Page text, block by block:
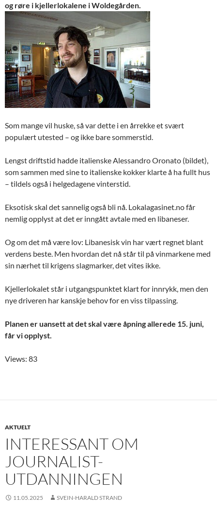
og røre i kjellerlokalene i Woldegården.
Som mange vil huske, så var dette i en årrekke et svært
populært utested – og ikke bare sommerstid.
Lengst driftstid hadde italienske Alessandro Oronato (bildet),
som sammen med sine to italienske kokker klarte å ha fullt hus
– tildels også i helgedagene vinterstid.
Eksotisk skal det sannelig også bli nå. Lokalagasinet.no får
nemlig opplyst at det er inngått avtale med en libaneser.
Og om det må være lov: Libanesisk vin har vært regnet blant
verdens beste. Men hvordan det nå står til på vinmarkene med
sin nærhet til krigens slagmarker, det vites ikke.
Kjellerlokalet står i utgangspunktet klart for innrykk, men den
nye driveren har kanskje behov for en viss tilpassing.
Planen er uansett at det skal være åpning allerede 15. juni,
får vi opplyst.
Views: 83
AKTUELT
INTERESSANT OM
JOURNALIST-
UTDANNINGEN
11.05.2025 SVEIN-HARALD STRAND